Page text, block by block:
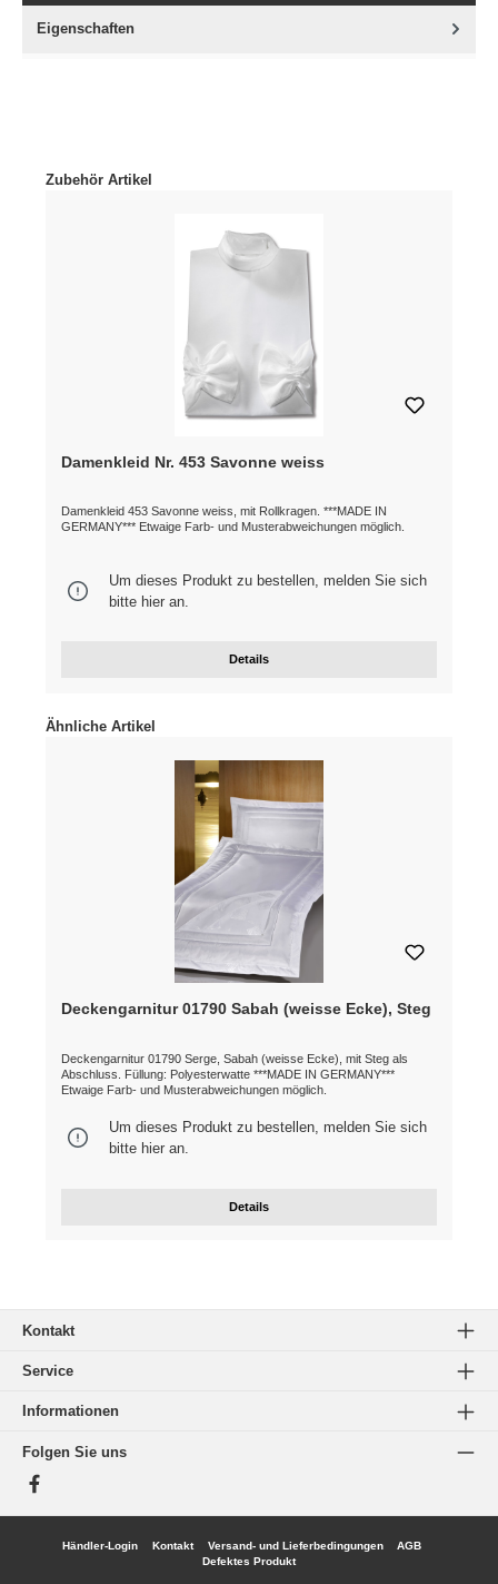
Eigenschaften
Produktgalerie überspringen
Zubehör Artikel
Damenkleid Nr. 453 Savonne weiss
Damenkleid 453 Savonne weiss, mit Rollkragen. ***MADE IN
GERMANY*** Etwaige Farb- und Musterabweichungen möglich.
Um dieses Produkt zu bestellen, melden Sie sich
bitte hieran.
Details
Produktgalerie überspringen
Ähnliche Artikel
Deckengarnitur 01790 Sabah (weisse Ecke), Steg
Deckengarnitur 01790 Serge, Sabah (weisse Ecke), mit Steg als
Abschluss. Füllung: Polyesterwatte ***MADE IN GERMANY***
Etwaige Farb- und Musterabweichungen möglich.
Um dieses Produkt zu bestellen, melden Sie sich
bitte hieran.
Details
Kontakt
Service
Informationen
Folgen Sie uns
Facebook
Händler-Login Kontakt Versand- und Lieferbedingungen
AGB
Defektes Produkt